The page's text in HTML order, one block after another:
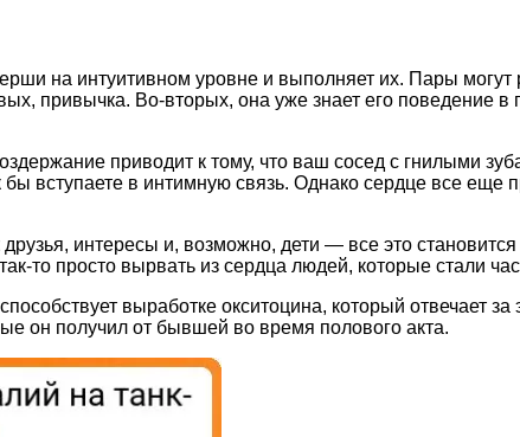
на интуитивном уровне и выполняет их. Пары
привычка. Во-вторых, она уже знает его поведение
приводит к тому, что ваш сосед с гнилыми
вступаете в интимную связь. Однако сердце все еще
интересы и, возможно, дети — все это
то просто вырвать из сердца людей, которые стали
выработке окситоцина, который отвечает
он получил от бывшей во время полового акта.